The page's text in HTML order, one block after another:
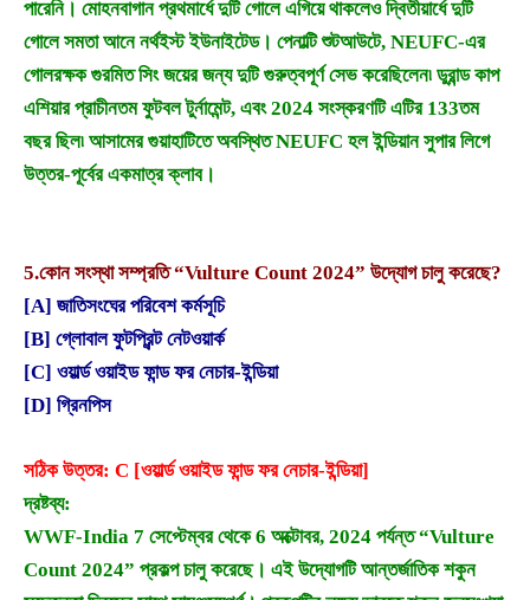
পারেনি। মোহনবাগান প্রথমার্ধে দুটি গোলে এগিয়ে থাকলেও দ্বিতীয়ার্ধে দুটি
গোলে সমতা আনে নর্থইস্ট ইউনাইটেড। পেনাল্টি শুটআউটে, NEUFC-এর
গোলরক্ষক গুরমিত সিং জয়ের জন্য দুটি গুরুত্বপূর্ণ সেভ করেছিলেন৷ ডুরান্ড কাপ
এশিয়ার প্রাচীনতম ফুটবল টুর্নামেন্ট, এবং 2024 সংস্করণটি এটির 133তম
বছর ছিল৷ আসামের গুয়াহাটিতে অবস্থিত NEUFC হল ইন্ডিয়ান সুপার লিগে
উত্তর-পূর্বের একমাত্র ক্লাব।
5.কোন সংস্থা সম্প্রতি “Vulture Count 2024” উদ্যোগ চালু করেছে?
[A] জাতিসংঘের পরিবেশ কর্মসূচি
[B] গ্লোবাল ফুটপ্রিন্ট নেটওয়ার্ক
[C] ওয়ার্ল্ড ওয়াইড ফান্ড ফর নেচার-ইন্ডিয়া
[D] গ্রিনপিস
সঠিক উত্তর: C [ওয়ার্ল্ড ওয়াইড ফান্ড ফর নেচার-ইন্ডিয়া]
দ্রষ্টব্য:
WWF-India 7 সেপ্টেম্বর থেকে 6 অক্টোবর, 2024 পর্যন্ত “Vulture
Count 2024” প্রকল্প চালু করেছে। এই উদ্যোগটি আন্তর্জাতিক শকুন